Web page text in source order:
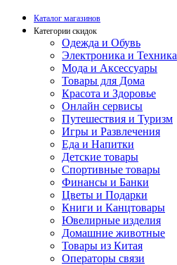
Каталог магазинов
Категории скидок
Одежда и Обувь
Электроника и Техника
Мода и Аксессуары
Товары для Дома
Красота и Здоровье
Онлайн сервисы
Путешествия и Туризм
Игры и Развлечения
Еда и Напитки
Детские товары
Спортивные товары
Финансы и Банки
Цветы и Подарки
Книги и Канцтовары
Ювелирные изделия
Домашние животные
Товары из Китая
Операторы связи